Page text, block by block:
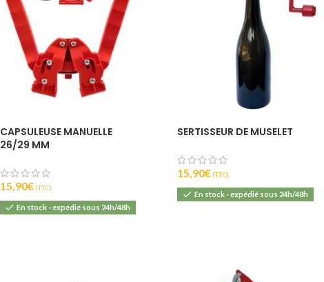
CAPSULEUSE MANUELLE
26/29 MM
15,90€(T.T.C).
En stock - expédié sous 24h/48h
SERTISSEUR DE MUSELET
15,90€ (T.T.C).
En stock - expédié sous 24h/48h